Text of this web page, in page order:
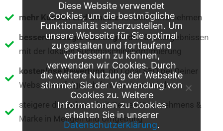
mehr Kunden und Umsatzfür Dein Unternehmen
besseres Google Rankingin den Suchergebnissen
mit der lokalen Suchmaschinenoptimierung
kostenlose Bewertung, ob Local SEO bei Deiner
Webseite erfolgreich funktionieren wird
steigere die Bekanntheit Deines Unternehmens &
Marke in Mengen und Umgebung
Diese Website verwendet
Cookies, um die bestmögliche
Funktionalität sicherzustellen. Um
unsere Webseite für Sie optimal
zu gestalten und fortlaufend
verbessern zu können,
verwenden wir Cookies. Durch
die weitere Nutzung der Webseite
stimmen Sie der Verwendung von
Cookies zu. Weitere
Informationen zu Cookies
erhalten Sie in unserer
Datenschutzerklärung.